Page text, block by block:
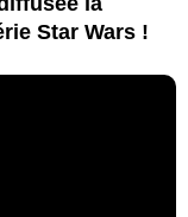
Star Wars !